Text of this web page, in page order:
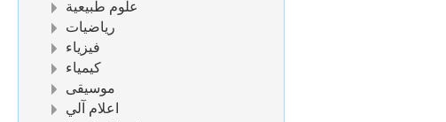
علوم طبيعية
رياضيات
فيزياء
كيمياء
موسيقى
اعلام آلي